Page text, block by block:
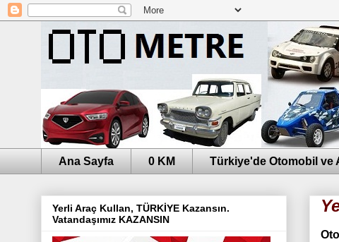
Ana Sayfa 0 KM Türkiye'de Otomobil ve
Yerli Araç Kullan, TÜRKİYE Kazansın.
Vatandaşımız KAZANSIN